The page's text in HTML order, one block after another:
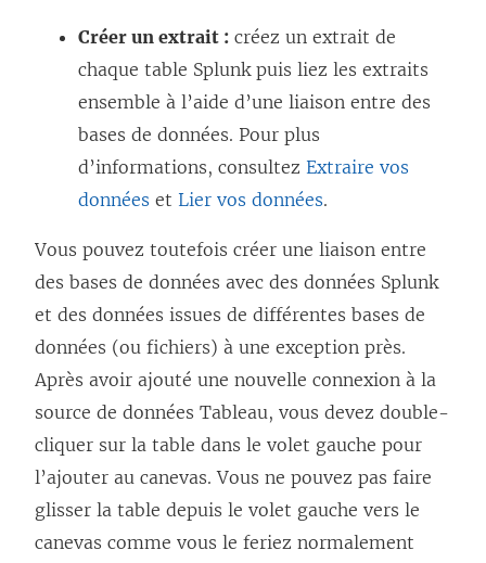
Créer un extrait : créez un extrait de
chaque table Splunk puis liez les extraits
ensemble à l’aide d’une liaison entre des
bases de données. Pour plus
d’informations, consultez Extraire vos
données et Lier vos données.
Vous pouvez toutefois créer une liaison entre
des bases de données avec des données Splunk
et des données issues de différentes bases de
données (ou fichiers) à une exception près.
Après avoir ajouté une nouvelle connexion à la
source de données Tableau, vous devez double-
cliquer sur la table dans le volet gauche pour
l’ajouter au canevas. Vous ne pouvez pas faire
glisser la table depuis le volet gauche vers le
canevas comme vous le feriez normalement